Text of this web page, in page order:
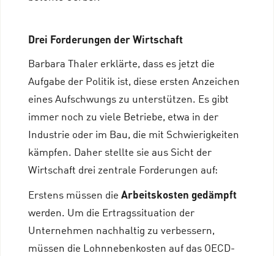
Drei Forderungen der Wirtschaft
Barbara Thaler erklärte, dass es jetzt die
Aufgabe der Politik ist, diese ersten Anzeichen
eines Aufschwungs zu unterstützen. Es gibt
immer noch zu viele Betriebe, etwa in der
Industrie oder im Bau, die mit Schwierigkeiten
kämpfen. Daher stellte sie aus Sicht der
Wirtschaft drei zentrale Forderungen auf:
Erstens müssen die Arbeitskosten gedämpft
werden. Um die Ertragssituation der
Unternehmen nachhaltig zu verbessern,
müssen die Lohnnebenkosten auf das OECD-